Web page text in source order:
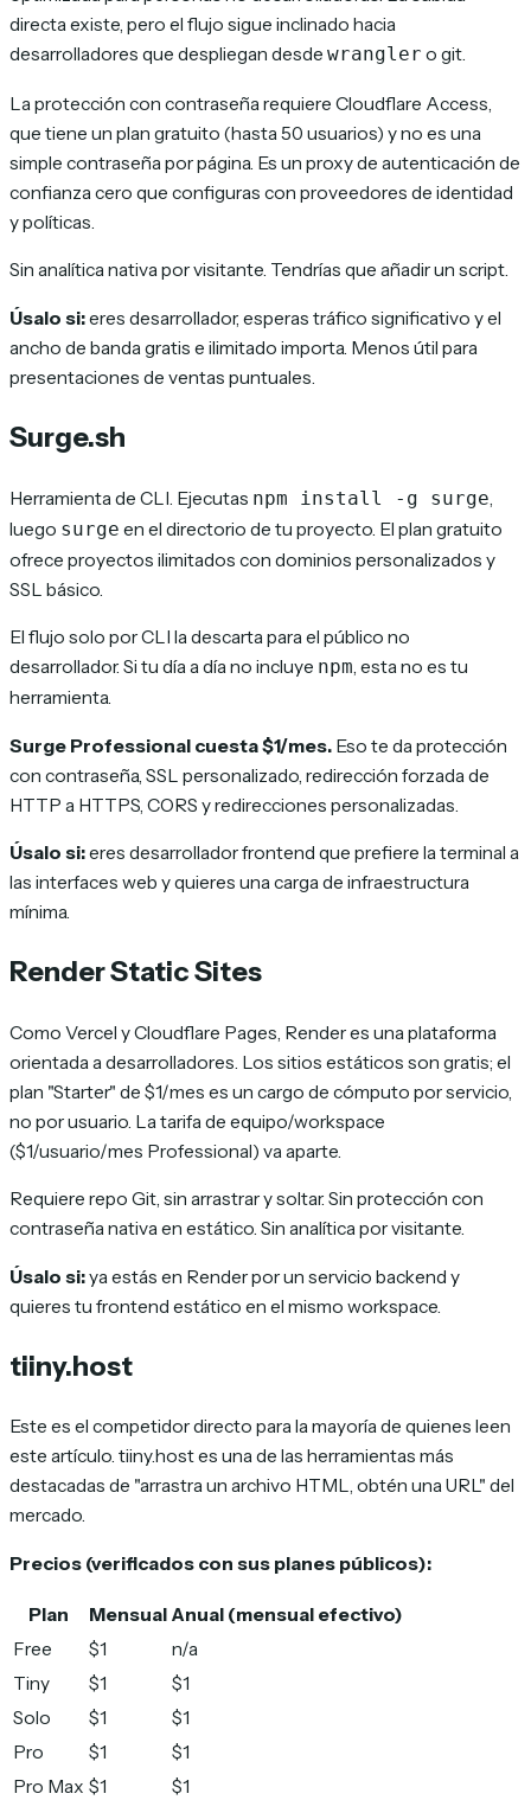
directa existe, pero el flujo sigue inclinado hacia
desarrolladores que despliegan desde wrangler o git.
La protección con contraseña requiere Cloudflare Access,
que tiene un plan gratuito (hasta 50 usuarios) y no es una
simple contraseña por página. Es un proxy de autenticación de
confianza cero que configuras con proveedores de identidad
y políticas.
Sin analítica nativa por visitante. Tendrías que añadir un script.
Úsalo si:eres desarrollador, esperas tráfico significativo y el
ancho de banda gratis e ilimitado importa. Menos útil para
presentaciones de ventas puntuales.
Surge.sh
Herramienta de CLI. Ejecutas npm install -g surge
luego surge en el directorio de tu proyecto. El plan gratuito
ofrece proyectos ilimitados con dominios personalizados y
SSL básico.
El flujo solo por CLI la descarta para el público no
desarrollador. Si tu día a día no incluye npm, esta no es tu
herramienta.
Surge Professional cuesta $1/mes. Eso te da protección
con contraseña, SSL personalizado, redirección forzada de
HTTP a HTTPS, CORS y redirecciones personalizadas.
Úsalo si:eres desarrollador frontend que prefiere la terminal a
las interfaces web y quieres una carga de infraestructura
mínima.
Render Static Sites
Como Vercel y Cloudflare Pages, Render es una plataforma
orientada a desarrolladores. Los sitios estáticos son gratis; el
plan "Starter" de $1/mes es un cargo de cómputo por servicio,
no por usuario. La tarifa de equipo/workspace
($1/usuario/mes Professional) va aparte.
Requiere repo Git, sin arrastrar y soltar. Sin protección con
contraseña nativa en estático. Sin analítica por visitante.
Úsalo si:ya estás en Render por un servicio backend y
quieres tu frontend estático en el mismo workspace.
tiiny.host
Este es el competidor directo para la mayoría de quienes leen
este artículo. tiiny.host es una de las herramientas más
destacadas de "arrastra un archivo HTML, obtén una URL" del
mercado.
Precios (verificados con sus planes públicos):
Plan Mensual Anual (mensual efectivo)
Free
$1
n/a
Tiny
$1
$1
Solo
$1
$1
Pro
$1
$1
Pro Max $1 $1